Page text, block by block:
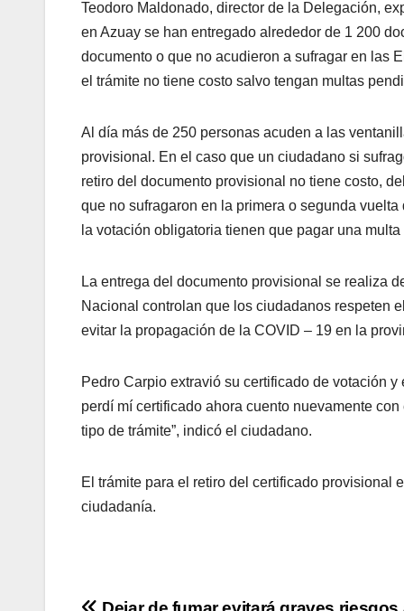
Teodoro Maldonado, director de la Delegación,
en Azuay se han entregado alrededor de 1 200
documento o que no acudieron a sufragar en las
el trámite no tiene costo salvo tengan multas
Al día más de 250 personas acuden a las
provisional. En el caso que un ciudadano si
retiro del documento provisional no tiene costo,
que no sufragaron en la primera o segunda
la votación obligatoria tienen que pagar una
La entrega del documento provisional se realiza
Nacional controlan que los ciudadanos respeten
evitar la propagación de la COVID – 19 en la
Pedro Carpio extravió su certificado de votación
perdí mí certificado ahora cuento nuevamente
tipo de trámite”, indicó el ciudadano.
El trámite para el retiro del certificado provisional
ciudadanía.